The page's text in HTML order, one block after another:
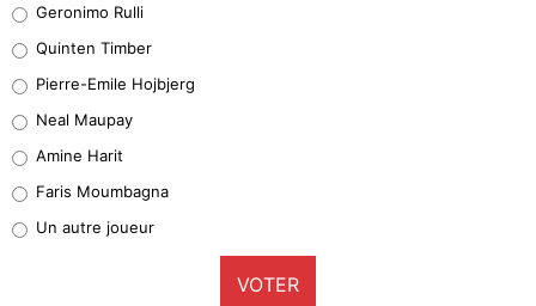
32%
5%
1%
9%
Geronimo Rulli
Quinten Timber
Pierre-Emile Hojbjerg
Neal Maupay
Amine Harit
Faris Moumbagna
Un autre joueur
VOTER